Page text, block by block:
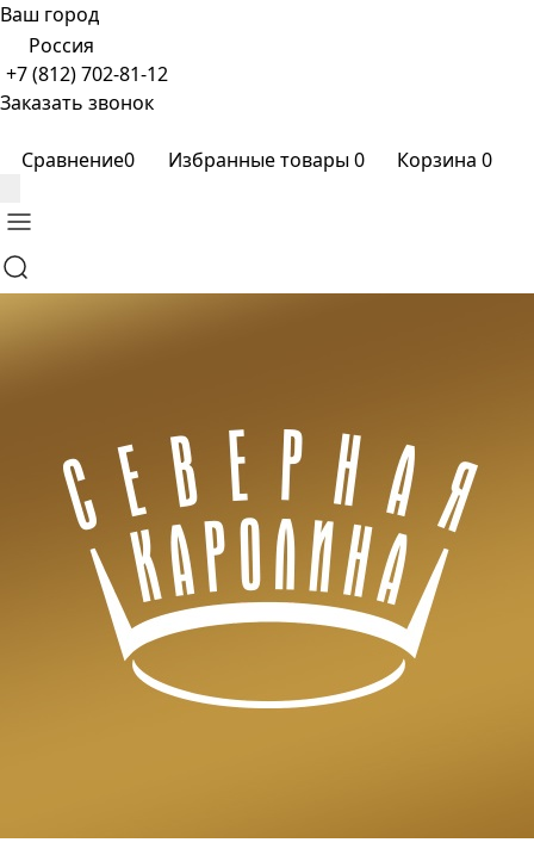
Ваш город
Россия
+7 (812) 702-81-12
Заказать звонок
Сравнение0 Избранные товары0 Корзина 0